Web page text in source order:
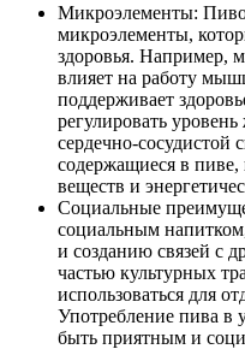
Микроэлементы:
микроэлементы,
здоровья. Например,
влияет на работу
поддерживает
регулировать
сердечно-
содержащиеся в
веществ и
Социальные
социальным
и созданию связей с
частью культурных
использоваться для
Употребление пива в
быть приятным и